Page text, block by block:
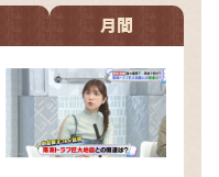
月間